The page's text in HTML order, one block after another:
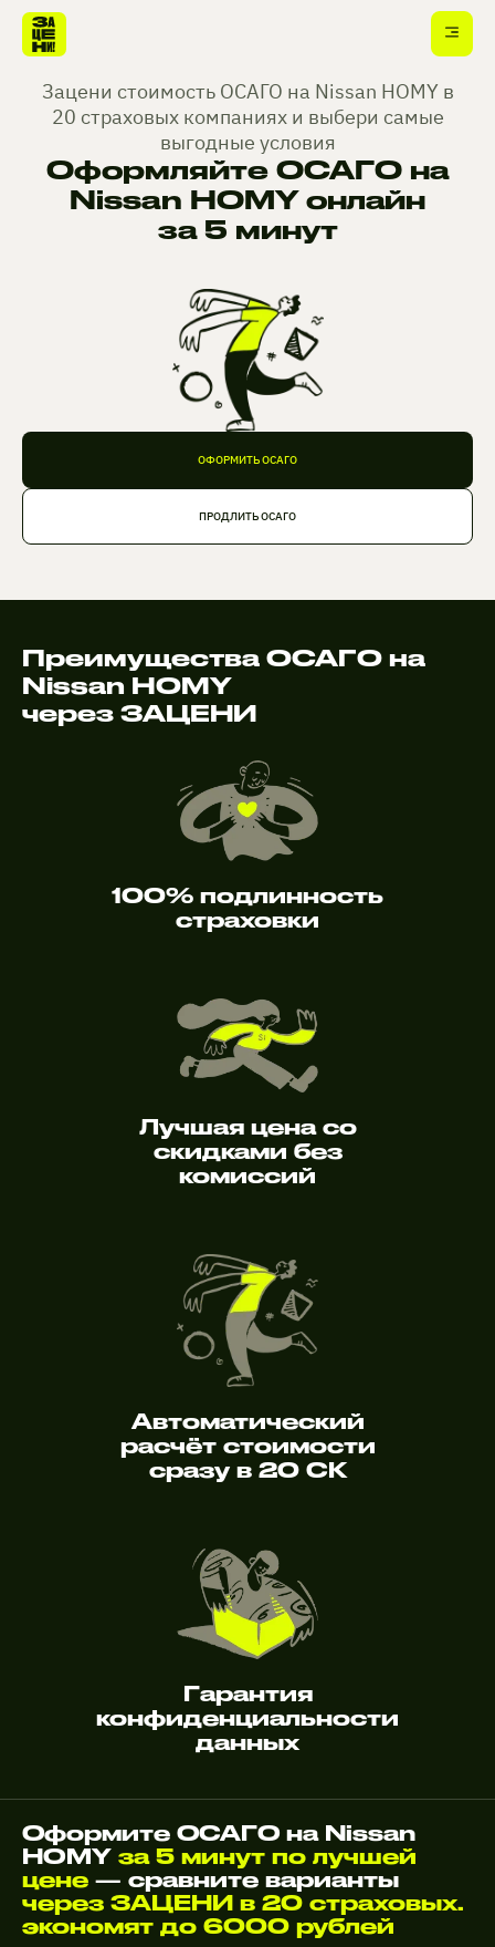
Зацени стоимость ОСАГО на Nissan HOMY в
20 страховых компаниях и выбери самые
выгодные условия
Оформляйте ОСАГО на
Nissan HOMY онлайн
за 5 минут
ОФОРМИТЬ ОСАГО
ПРОДЛИТЬ ОСАГО
Преимущества ОСАГО на
Nissan HOMY
через ЗАЦЕНИ
100% подлинность
страховки
Лучшая цена со
скидками без
комиссий
Автоматический
расчёт стоимости
сразу в 20 СК
Гарантия
конфиденциальности
данных
Оформите ОСАГО на Nissan
HOMY за 5 минут по лучшей
цене — сравните варианты
через ЗАЦЕНИ в 20 страховых.
экономят до 6000 рублей